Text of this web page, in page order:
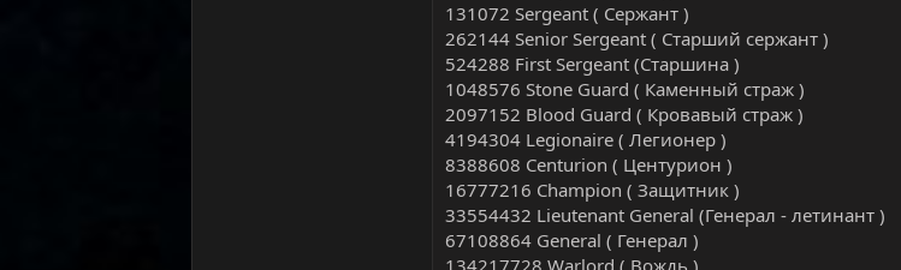
131072 Sergeant ( Сержант )
262144 Senior Sergeant ( Старший сержант )
524288 First Sergeant (Старшина )
1048576 Stone Guard ( Каменный страж )
2097152 Blood Guard ( Кровавый страж )
4194304 Legionaire ( Легионер )
8388608 Centurion ( Центурион )
16777216 Champion ( Защитник )
33554432 Lieutenant General (Генерал - летинант )
67108864 General ( Генерал )
134217728 Warlord ( Вождь )